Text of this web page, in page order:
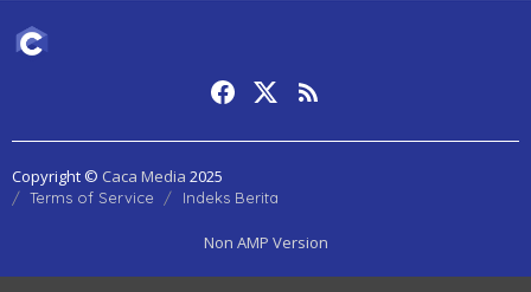
Copyright © Caca Media 2025
Terms of Service Indeks Berita
Non AMP Version